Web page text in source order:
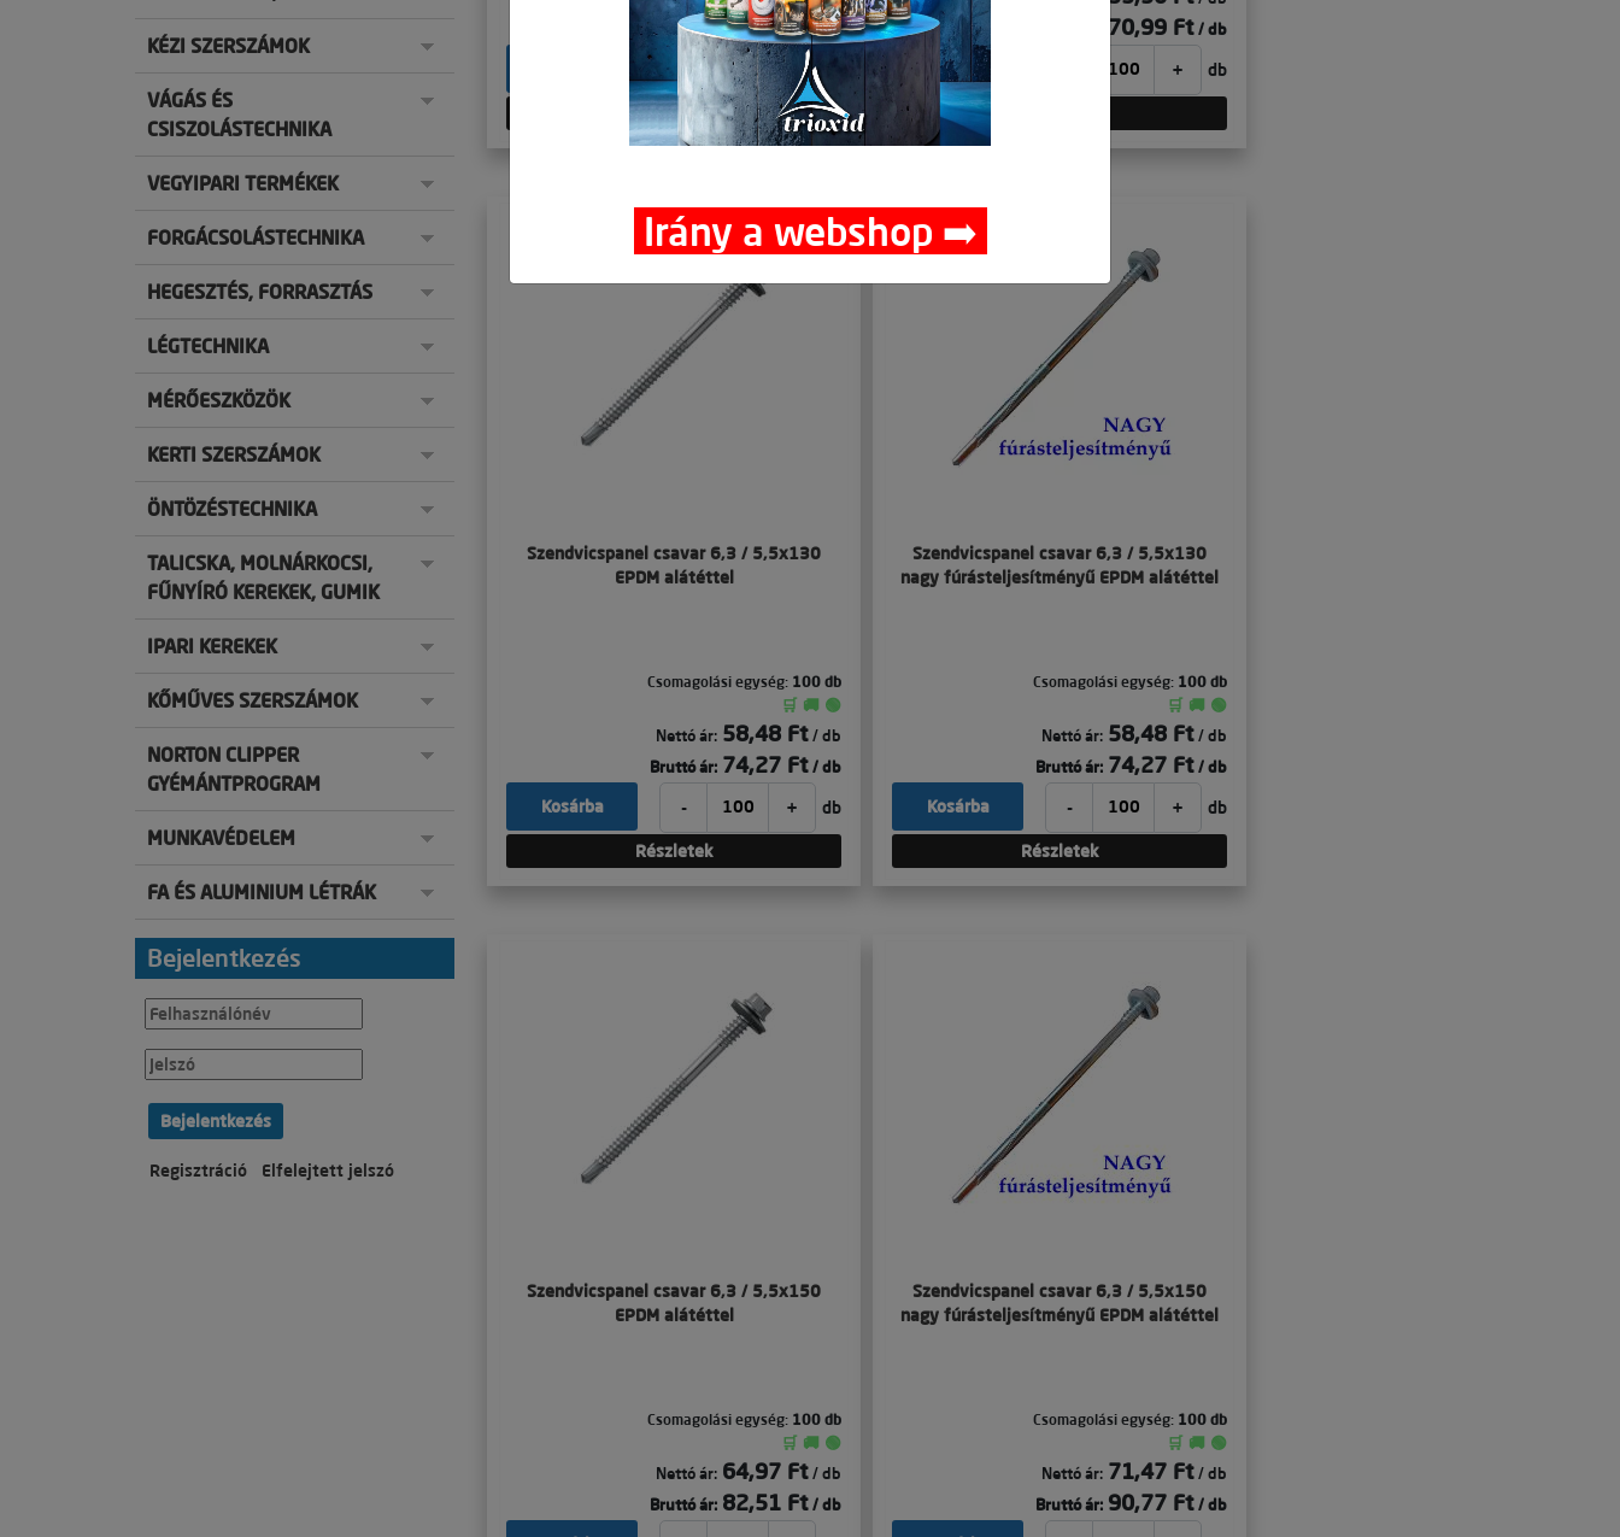
KÉZI SZERSZÁMOK
VÁGÁS ÉS
CSISZOLÁSTECHNIKA
VEGYIPARI TERMÉKEK
FORGÁCSOLÁSTECHNIKA
HEGESZTÉS, FORRASZTÁS
LÉGTECHNIKA
MÉRŐESZKÖZÖK
KERTI SZERSZÁMOK
ÖNTÖZÉSTECHNIKA
TALICSKA, MOLNÁRKOCSI,
FŰNYÍRÓ KEREKEK, GUMIK
IPARI KEREKEK
KŐMŰVES SZERSZÁMOK
NORTON CLIPPER
GYÉMÁNTPROGRAM
MUNKAVÉDELEM
FA ÉS ALUMINIUM LÉTRÁK
Bejelentkezés
Bejelentkezés
Regisztráció Elfelejtett jelszó
Bruttó ár: 59,49 Ft / db
- +
Részletek
70,99 Ft / db
+ db
Kosárba
Szendvicspanel csavar 6,3 / 5,5x130
EPDM alátéttel
Csomagolási egység: 100 db
🛒 🚚 🟢
Nettó ár: 58,48 Ft / db
Bruttó ár: 74,27 Ft / db
- + db
Kosárba
Részletek
Szendvicspanel csavar 6,3 / 5,5x130
nagy fúrásteljesítményű EPDM alátéttel
Csomagolási egység: 100 db
🛒 🚚 🟢
Nettó ár: 58,48 Ft / db
Bruttó ár: 74,27 Ft / db
- + db
Kosárba
Részletek
Szendvicspanel csavar 6,3 / 5,5x150
EPDM alátéttel
Csomagolási egység: 100 db
🛒 🚚 🟢
Nettó ár: 64,97 Ft / db
Bruttó ár: 82,51 Ft / db
Szendvicspanel csavar 6,3 / 5,5x150
nagy fúrásteljesítményű EPDM alátéttel
Csomagolási egység: 100 db
🛒 🚚 🟢
Nettó ár: 71,47 Ft / db
Bruttó ár: 90,77 Ft / db
Irány a webshop ➡️